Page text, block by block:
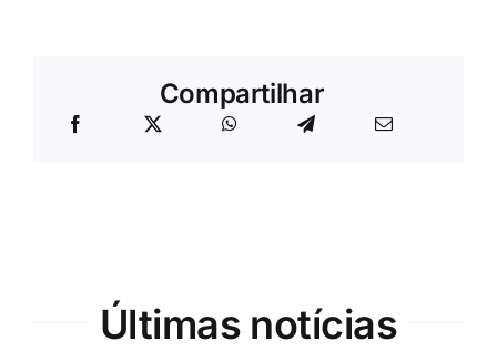
Compartilhar
Últimas notícias